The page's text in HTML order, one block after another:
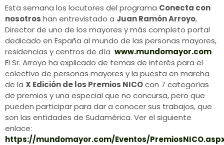
Esta semana los locutores del programa Conecta con
nosotros han entrevistado a Juan Ramón Arroyo,
Director de uno de los mayores y más completo portal
dedicado en España al mundo de las personas mayores,
residencias y centros de día www.mundomayor.com
El Sr. Arroyo ha explicado de temas de interés para el
colectivo de personas mayores y la puesta en marcha
de la X Edición de los Premios NICOcon 7 categorías
de premios y una especial que no concursa, pero que
pueden participar para dar a conocer sus trabajos, que
son las entidades de Sudamérica. Ver el siguiente
enlace:
https://mundomayor.com/Eventos/